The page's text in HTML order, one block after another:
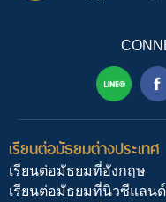
เรียนต่อมัธยมต่างประเทศ
เรียนต่อมัธยมที่อังกฤษ
เรียนต่อมัธยมที่นิวซีแลนด์